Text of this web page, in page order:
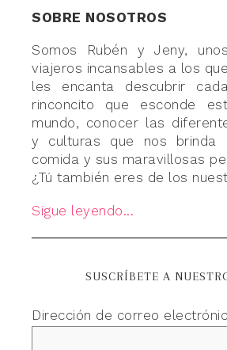
SOBRE NOSOTROS
Somos Rubén y Jeny, unos
viajeros incansables a los que
les encanta descubrir
rinconcito que esconde
mundo, conocer las
y culturas que nos brinda
comida y sus maravillosas
¿Tú también eres de los
Sigue leyendo...
SUSCRÍBETE A
Dirección de correo